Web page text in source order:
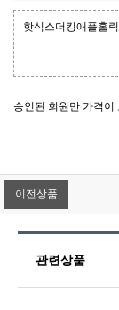
핫식스더킹애플홀
승인된 회원만 가격이
이전상품
관련상품